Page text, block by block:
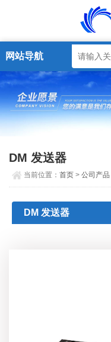
网站导航
DM 发送器
当前位置：首页 >公司产品
DM 发送器